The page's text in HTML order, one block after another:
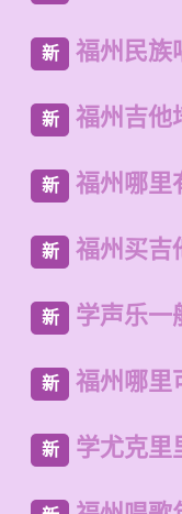
新 福州民族
新 福州吉他
新 福州哪里
新 福州买吉
新 学声乐一
新 福州哪里
新 学尤克里